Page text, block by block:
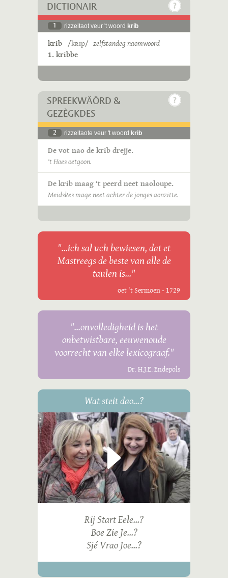
DICTIONAIR
1 rizzeltaot veur 't woord krib
krib /kʀɪp/ zelfstandeg naomwoord
1. kribbe
SPREEKWÄÖRD &
GEZÈGKDES
2 rizzeltaote veur 't woord krib
De vot nao de krib drejje.
‘t Hoes oetgoon.
De krib maag ‘t peerd neet naoloupe.
Meidskes mage neet achter de jonges aonzitte.
"...ich sal uch bewiesen, dat et
Mastreegs de beste van alle de
taulen is..."
oet 't Sermoen - 1729
"...onvolledigheid is het
onbetwistbare, eeuwenoude
voorrecht van elke lexicograaf."
Dr. H.J.E. Endepols
Wat steit dao...?
Rij Start Eele...?
Boe Zie Je...?
Sjé Vrao Joe...?